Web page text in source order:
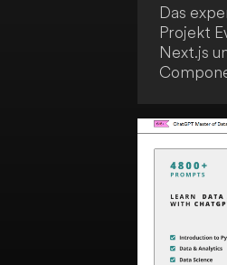
Das
Projekt
Next.js
und
auch
über